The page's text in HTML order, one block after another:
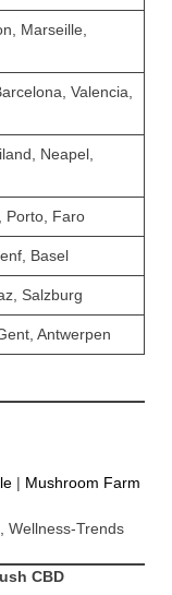
Marseille,
Valencia,
Neapel,
Porto, Faro
Basel
Salzburg
Antwerpen
| Mushroom Farm
Wellness-Trends
CBD